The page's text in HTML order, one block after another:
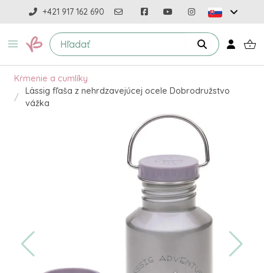
+421 917 162 690
Kŕmenie a cumlíky
Lässig fľaša z nehrdzavejúcej ocele Dobrodružstvo
vážka